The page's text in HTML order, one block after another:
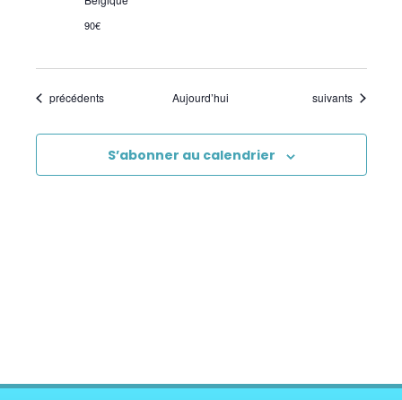
90€
Évènements
précédents Aujourd’hui Évènements
suivants
S’abonner au calendrier